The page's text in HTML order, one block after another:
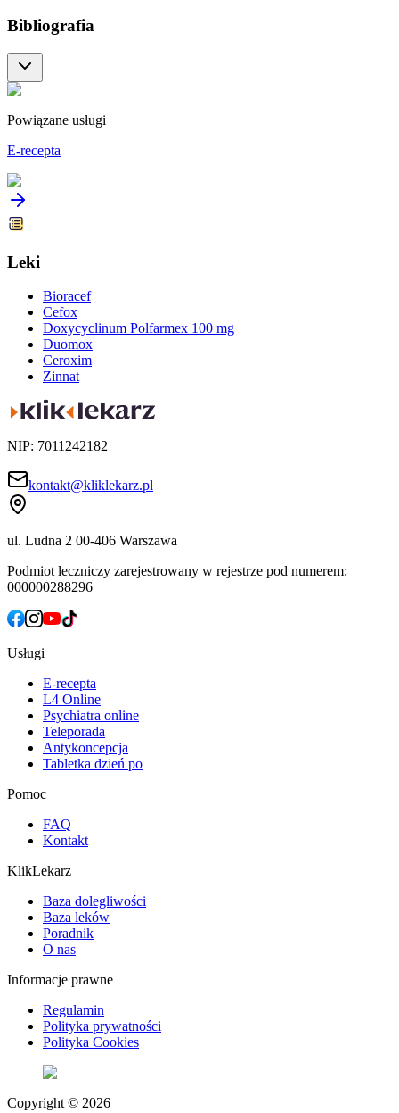
Bibliografia
Powiązane usługi
E-recepta
Leki
Bioracef
Cefox
Doxycyclinum Polfarmex 100 mg
Duomox
Ceroxim
Zinnat
NIP: 7011242182
kontakt@kliklekarz.pl
ul. Ludna 2 00-406 Warszawa
Podmiot leczniczy zarejestrowany w rejestrze pod numerem:
000000288296
Usługi
E-recepta
L4 Online
Psychiatra online
Teleporada
Antykoncepcja
Tabletka dzień po
Pomoc
FAQ
Kontakt
KlikLekarz
Baza dolegliwości
Baza leków
Poradnik
O nas
Informacje prawne
Regulamin
Polityka prywatności
Polityka Cookies
Copyright © 2026